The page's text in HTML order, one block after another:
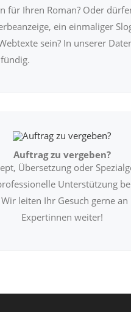
für Ihren Roman? Oder
ein einmaliger
sein? In unserer
Auftrag zu vergeben?
Übersetzung oder
Unterstützung
leiten Ihr Gesuch gerne an
Expertinnen weiter!